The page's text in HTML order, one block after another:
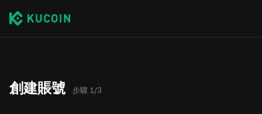
創建賬號 步驟 1/3